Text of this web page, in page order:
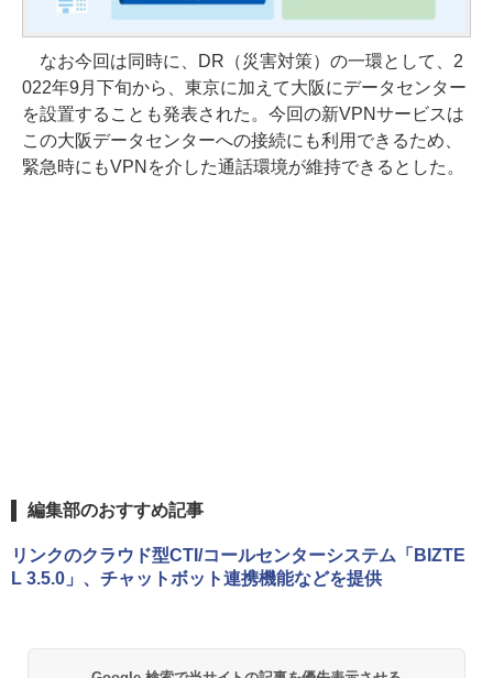
なお今回は同時に、DR（災害対策）の一環として、2
022年9月下旬から、東京に加えて大阪にデータセンター
を設置することも発表された。今回の新VPNサービスは
この大阪データセンターへの接続にも利用できるため、
緊急時にもVPNを介した通話環境が維持できるとした。
編集部のおすすめ記事
リンクのクラウド型CTI/コールセンターシステム「BIZTE
L 3.5.0」、チャットボット連携機能などを提供